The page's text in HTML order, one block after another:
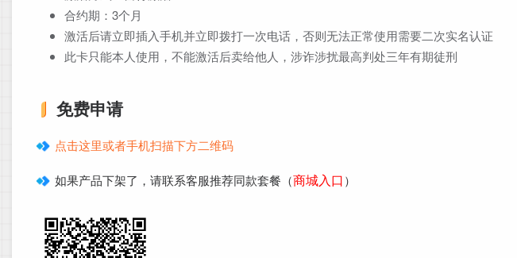
合约期：3个月
激活后请立即插入手机并立即拨打一次电话，否则无法正常使用需要二次实名认证
此卡只能本人使用，不能激活后卖给他人，涉诈涉扰最高判处三年有期徒刑
免费申请
点击这里或者手机扫描下方二维码
如果产品下架了，请联系客服推荐同款套餐（商城入口）